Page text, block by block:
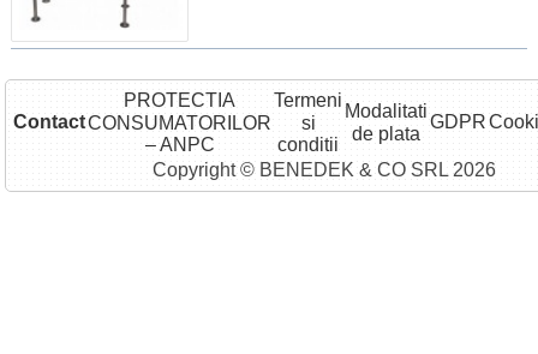
Contact
PROTECTIA
CONSUMATORILOR
– ANPC
Termeni
si
conditii
Modalitati
de plata
GDPR
Copyright © BENEDEK & CO SRL 2026